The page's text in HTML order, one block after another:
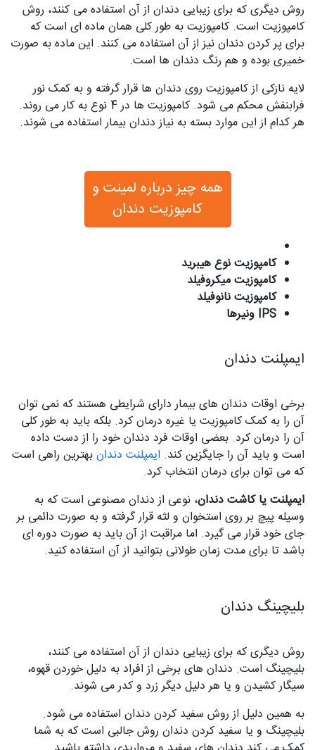
روش دیگری که برای زیبایی دندان از آن استفاده می کنند، روش
کامپوزیت است. کامپوزیت به طور کلی همان ماده ای است که
برای پر کردن دندان نیز از آن استفاده می کنند. این ماده به صورت
خمیری بوده و هم رنگ دندان ها است.
لایه نازکی از کامپوزیت روی دندان ها قرار گرفته و به کمک نور
فرابنفش محکم می شود. کامپوزیت ها در 4 نوع به کار می روند.
هر کدام از این موارد بسته به نیاز دندان بیمار استفاده می شوند.
همه چیز درباره لمینت و
کامپوزیت دندان
کامپوزیت نوع هیبرید
کامپوزیت میکروفیلد
کامپوزیت نانوفیلد
IPS ونیرها
ایمپلنت دندان
برخی اوقات دندان های بیمار دارای شرایطی هستند که نمی توان
آن را به کمک کامپوزیت یا غیره درمان کرد. بلکه باید به طور کلی
آن را درمان کرد. بعضی اوقات فرد دندان خود را از دست داده
است و باید آن را جایگزین کند. ایمپلنت دندانبهترین راهی است
که می توان برای درمان انتخاب کرد.
ایمپلنت یا کاشت دندان، نوعی از دندان مصنوعی است که به
وسیله پیچ بر روی استخوان و لثه قرار گرفته و به صورت دائمی بر
جای خود قرار می گیرد. اما مراقبت از آن باید به صورت دوره ای
باشد تا برای مدت زمان طولانی بتوانید از آن استفاده کنید.
بلیچینگ دندان
روش دیگری که برای زیبایی دندان از آن استفاده می کنند،
بلیچینگ است. دندان های برخی از افراد به دلیل خوردن قهوه،
سیگار کشیدن و یا هر دلیل دیگر زرد و کدر می شوند.
به همین دلیل از روش سفید کردن دندان استفاده می شود.
بلیچینگ و یا سفید کردن دندان روش جالبی است که به شما